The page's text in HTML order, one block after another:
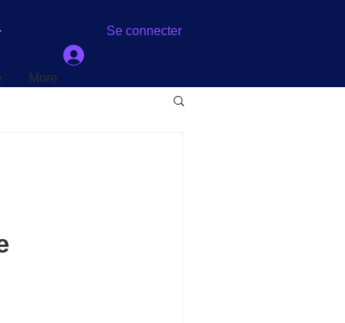
More
Se connecter